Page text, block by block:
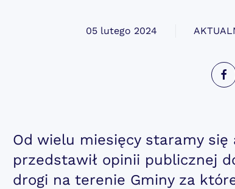
05 lutego 2024
Od wielu miesięcy staramy się
przedstawił opinii publicznej
drogi na terenie Gminy za